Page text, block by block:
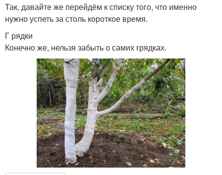
Так, давайте же перейдём к списку того, что именно
нужно успеть за столь короткое время.
Г рядки
Конечно же, нельзя забыть о самих грядках.